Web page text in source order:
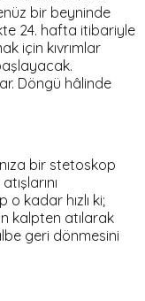
bir beyninde
24. hafta itibariyle
için kıvrımlar
Döngü hâlinde
bir stetoskop
o kadar hızlı ki;
kalpten atılarak
geri dönmesini